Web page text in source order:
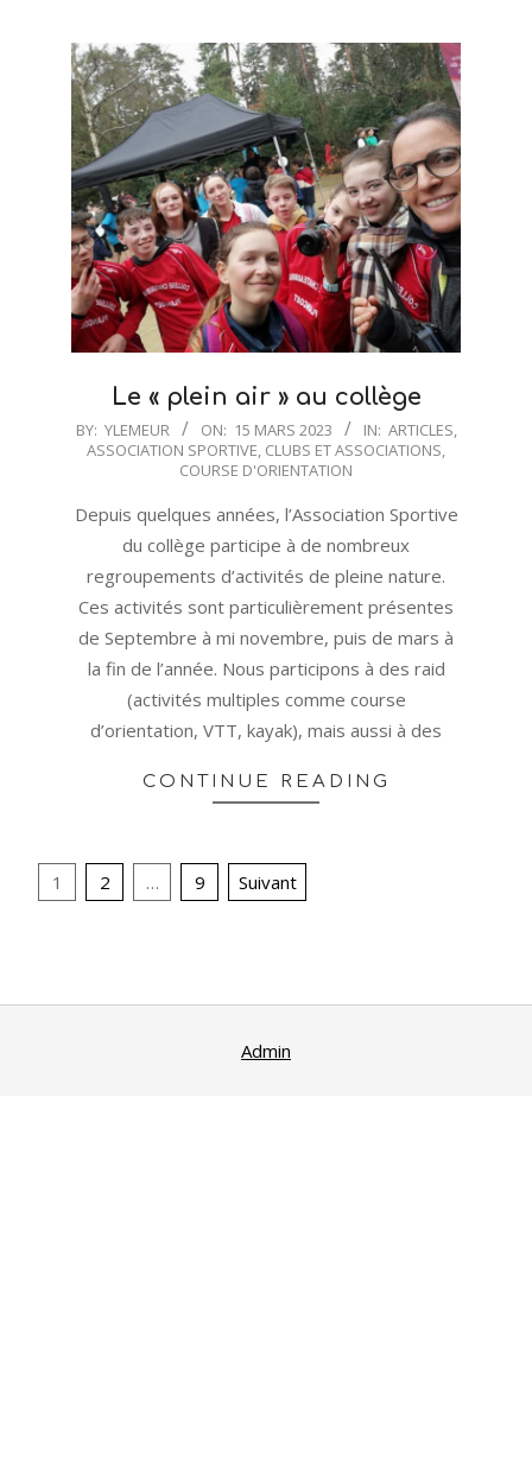
Le « plein air » au collège
2023-
03-
BY: YLEMEUR ON: 15 MARS 2023 IN: ARTICLES,
ASSOCIATION SPORTIVE, CLUBS ET ASSOCIATIONS,
COURSE D'ORIENTATION
Depuis quelques années, l’Association Sportive
du collège participe à de nombreux
regroupements d’activités de pleine nature.
Ces activités sont particulièrement présentes
de Septembre à mi novembre, puis de mars à
la fin de l’année. Nous participons à des raid
(activités multiples comme course
d’orientation, VTT, kayak), mais aussi à des
CONTINUE READING
Pagination
1 2 … 9 Suivant
Admin